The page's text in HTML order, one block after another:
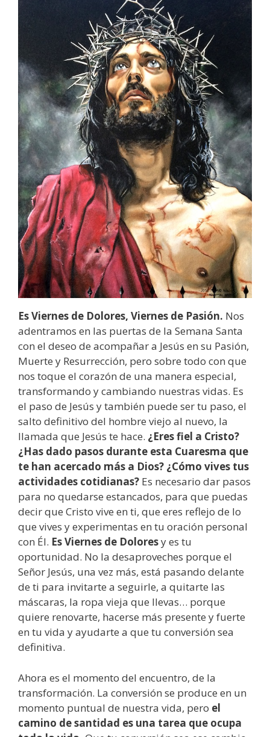
Es Viernes de Dolores, Viernes de Pasión. Nos
adentramos en las puertas de la Semana Santa
con el deseo de acompañar a Jesús en su Pasión,
Muerte y Resurrección, pero sobre todo con que
nos toque el corazón de una manera especial,
transformando y cambiando nuestras vidas. Es
el paso de Jesús y también puede ser tu paso, el
salto definitivo del hombre viejo al nuevo, la
llamada que Jesús te hace. ¿Eres fiel a Cristo?
¿Has dado pasos durante esta Cuaresma que
te han acercado más a Dios? ¿Cómo vives tus
actividades cotidianas? Es necesario dar pasos
para no quedarse estancados, para que puedas
decir que Cristo vive en ti, que eres reflejo de lo
que vives y experimentas en tu oración personal
con Él. Es Viernes de Doloresy es tu
oportunidad. No la desaproveches porque el
Señor Jesús, una vez más, está pasando delante
de ti para invitarte a seguirle, a quitarte las
máscaras, la ropa vieja que llevas… porque
quiere renovarte, hacerse más presente y fuerte
en tu vida y ayudarte a que tu conversión sea
definitiva.
Ahora es el momento del encuentro, de la
transformación. La conversión se produce en un
momento puntual de nuestra vida, pero el
camino de santidad es una tarea que ocupa